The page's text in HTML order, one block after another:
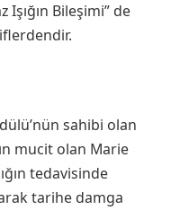
Işığın Bileşimi” de
sahibi olan
mucit olan Marie
tedavisinde
tarihe damga